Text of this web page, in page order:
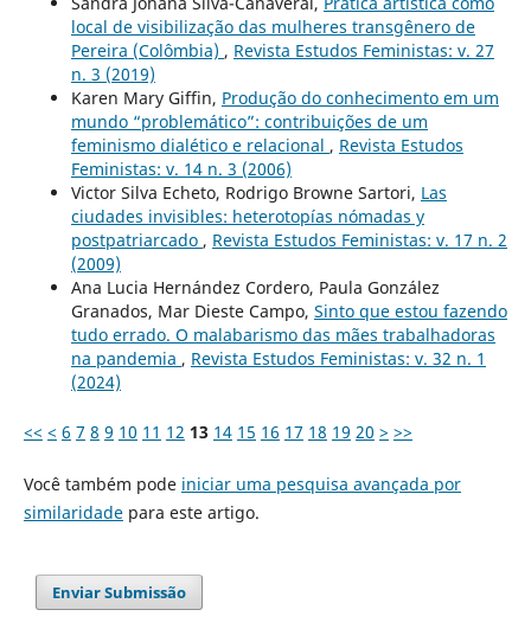
local de visibilização das mulheres transgênero de
Pereira (Colômbia) , Revista Estudos Feministas: v. 27
n. 3 (2019)
Karen Mary Giffin, Produção do conhecimento em um
mundo “problemático”: contribuições de um
feminismo dialético e relacional , Revista Estudos
Feministas: v. 14 n. 3 (2006)
Victor Silva Echeto, Rodrigo Browne Sartori, Las
ciudades invisibles: heterotopías nómadas y
postpatriarcado , Revista Estudos Feministas: v. 17 n. 2
(2009)
Ana Lucia Hernández Cordero, Paula González
Granados, Mar Dieste Campo, Sinto que estou fazendo
tudo errado. O malabarismo das mães trabalhadoras
na pandemia , Revista Estudos Feministas: v. 32 n. 1
(2024)
<< < 6 7 8 9 10 11 12 13 14 15 16 17 18 19 20 > >>
Você também pode iniciar uma pesquisa avançada por
similaridadepara este artigo.
Enviar Submissão